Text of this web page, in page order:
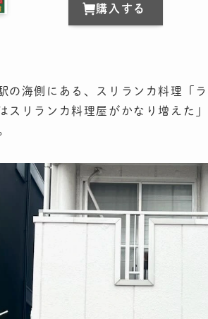
購入する
の海側にある、スリランカ料理「
スリランカ料理屋がかなり増えた